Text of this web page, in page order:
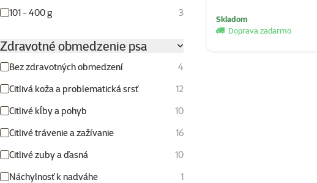
101 - 400 g 3
Zdravotné obmedzenie psa
Bez zdravotných obmedzení
4
Citlivá koža a problematická srsť
12
Citlivé kĺby a pohyb
10
Citlivé trávenie a zažívanie
16
Citlivé zuby a ďasná
10
Náchylnosť k nadváhe
1
Skladom
Doprava zadarmo